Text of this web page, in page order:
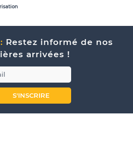
Restez informé de nos
arrivées !
S'INSCRIRE